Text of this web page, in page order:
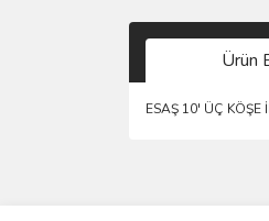
Ürün
ESAŞ 10' ÜÇ KÖŞE